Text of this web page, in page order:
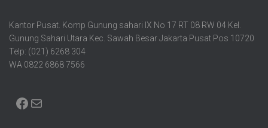
Kantor Pusat. Komp Gunung sahari IX No 17 RT 08 RW 04 Kel.
Gunung Sahari Utara Kec. Sawah Besar Jakarta Pusat Pos 10720
Telp: (021) 6268 304
WA 0822 6868 7566
FACEBOOK